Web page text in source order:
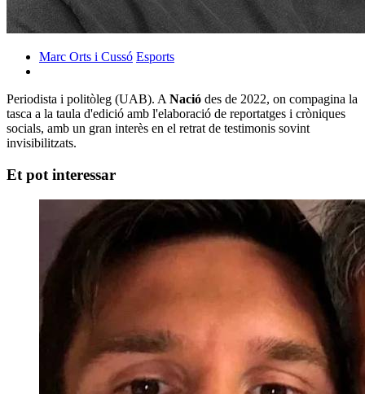
Marc Orts i Cussó Esports
Periodista i politòleg (UAB). ANació des de 2022, on compagina la
tasca a la taula d'edició amb l'elaboració de reportatges i cròniques
socials, amb un gran interès en el retrat de testimonis sovint
invisibilitzats.
Et pot interessar